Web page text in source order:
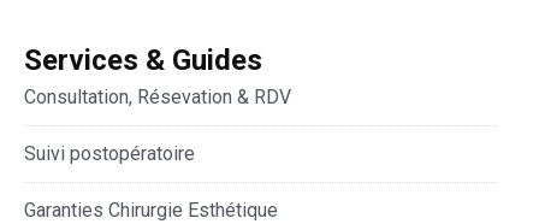
Services & Guides
Consultation, Résevation & RDV
Suivi postopératoire
Garanties Chirurgie Esthétique